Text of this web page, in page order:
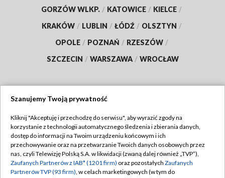
GORZÓW WLKP. / KATOWICE / KIELCE /
KRAKÓW / LUBLIN / ŁÓDŹ / OLSZTYN /
OPOLE / POZNAŃ / RZESZÓW /
SZCZECIN / WARSZAWA / WROCŁAW
TVP
Abonament TVP
Emisja w TVP
Regulamin TVP
Polityka prywatności
Szanujemy Twoją prywatność
Kliknij "Akceptuję i przechodzę do serwisu", aby wyrazić zgody na
korzystanie z technologii automatycznego śledzenia i zbierania danych,
dostęp do informacji na Twoim urządzeniu końcowym i ich
przechowywanie oraz na przetwarzanie Twoich danych osobowych przez
nas, czyli Telewizję Polską S.A. w likwidacji (zwaną dalej również „TVP”),
Zaufanych Partnerów z IAB* (1201 firm) oraz pozostałych Zaufanych
Partnerów TVP (93 firm), w celach marketingowych (w tym do